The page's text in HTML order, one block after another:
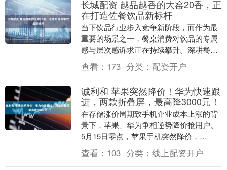
长城配资 越品越香的大窑20香，正
在打造佐餐饮品新标杆
当下饮品行业步入竞争新阶段，而作为最
重要的场景之一，餐桌消费对饮品的专属
感与层次感诉求正在持续攀升。深耕餐饮
赛道的大窑饮品，以“专注打造中国佐餐饮
料”为核心战略....
查看： 173 分类： 配资开户
诚利和 苹果突然降价！华为快速跟
进，两款折叠屏，最高降3000元！
在存储涨价周期致手机企业成本上涨的背
景下，苹果、华为争相逆势降价抢用户。
5月15日零点，苹果手机突然降价，
iPhone17 Pro系列全线下调1000元。至
此....
查看： 103 分类： 线上配资开户